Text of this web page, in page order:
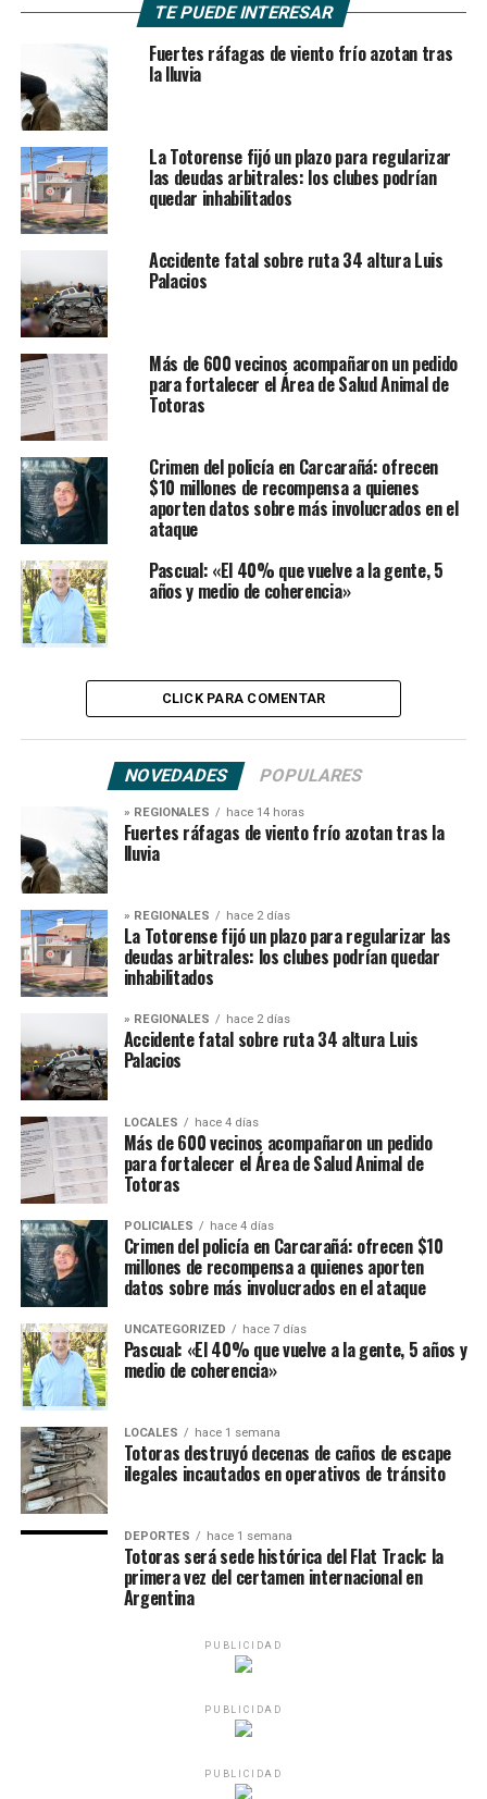
TE PUEDE INTERESAR
Fuertes ráfagas de viento frío azotan tras
la lluvia
La Totorense fijó un plazo para regularizar
las deudas arbitrales: los clubes podrían
quedar inhabilitados
Accidente fatal sobre ruta 34 altura Luis
Palacios
Más de 600 vecinos acompañaron un pedido
para fortalecer el Área de Salud Animal de
Totoras
Crimen del policía en Carcarañá: ofrecen
$10 millones de recompensa a quienes
aporten datos sobre más involucrados en el
ataque
Pascual: «El 40% que vuelve a la gente, 5
años y medio de coherencia»
CLICK PARA COMENTAR
NOVEDADES POPULARES
» REGIONALES hace 14 horas
Fuertes ráfagas de viento frío azotan tras la
lluvia
» REGIONALES hace 2 días
La Totorense fijó un plazo para regularizar las
deudas arbitrales: los clubes podrían quedar
inhabilitados
» REGIONALES hace 2 días
Accidente fatal sobre ruta 34 altura Luis
Palacios
LOCALES hace 4 días
Más de 600 vecinos acompañaron un pedido
para fortalecer el Área de Salud Animal de
Totoras
POLICIALES hace 4 días
Crimen del policía en Carcarañá: ofrecen $10
millones de recompensa a quienes aporten
datos sobre más involucrados en el ataque
UNCATEGORIZED hace 7 días
Pascual: «El 40% que vuelve a la gente, 5 años y
medio de coherencia»
LOCALES hace 1 semana
Totoras destruyó decenas de caños de escape
ilegales incautados en operativos de tránsito
DEPORTES hace 1 semana
Totoras será sede histórica del Flat Track: la
primera vez del certamen internacional en
Argentina
PUBLICIDAD
PUBLICIDAD
PUBLICIDAD